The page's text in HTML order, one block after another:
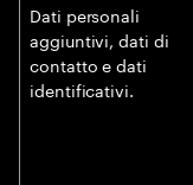
Dati personali
aggiuntivi, dati di
contatto e dati
identificativi.